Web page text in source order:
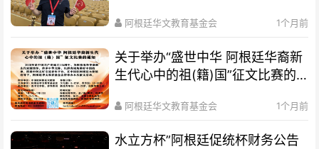
阿根廷华文教育基金会 1个月前
关于举办“盛世中华 阿根廷华裔新
生代心中的祖(籍)国”征文比赛的
阿根廷华文教育基金会 1个月前
水立方杯”阿根廷促统杯财务公告